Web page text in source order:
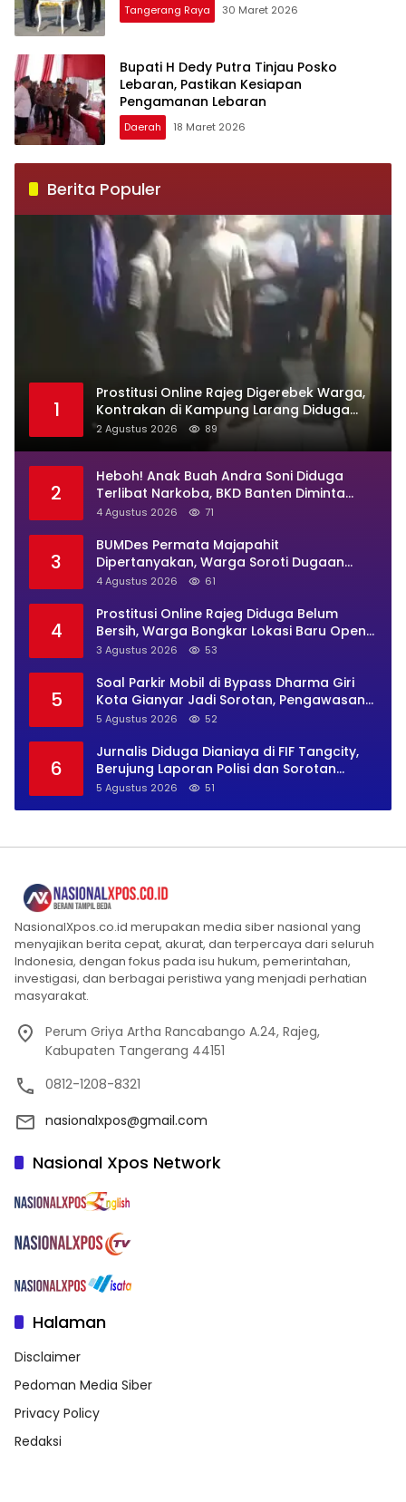
Tangerang Raya 30 Maret 2026
Bupati H Dedy Putra Tinjau Posko
Lebaran, Pastikan Kesiapan
Pengamanan Lebaran
Daerah 18 Maret 2026
Berita Populer
1
Prostitusi Online Rajeg Digerebek Warga,
Kontrakan di Kampung Larang Diduga
Jadi Sarang Maksiat
2 Agustus 2026 89
2
Heboh! Anak Buah Andra Soni Diduga
Terlibat Narkoba, BKD Banten Diminta
Buka Suara
4 Agustus 2026 71
3
BUMDes Permata Majapahit
Dipertanyakan, Warga Soroti Dugaan
Pengelolaan Tak Transparan
4 Agustus 2026 61
4
Prostitusi Online Rajeg Diduga Belum
Bersih, Warga Bongkar Lokasi Baru Open
BO Usai Penggerebekan
3 Agustus 2026 53
5
Soal Parkir Mobil di Bypass Dharma Giri
Kota Gianyar Jadi Sorotan, Pengawasan
Inkait Dipertanyakan
5 Agustus 2026 52
6
Jurnalis Diduga Dianiaya di FIF Tangcity,
Berujung Laporan Polisi dan Sorotan
Kebebasan Pers
5 Agustus 2026 51
NasionalXpos.co.id merupakan media siber nasional yang
menyajikan berita cepat, akurat, dan terpercaya dari seluruh
Indonesia, dengan fokus pada isu hukum, pemerintahan,
investigasi, dan berbagai peristiwa yang menjadi perhatian
masyarakat.
Perum Griya Artha Rancabango A.24, Rajeg,
Kabupaten Tangerang 44151
0812-1208-8321
nasionalxpos@gmail.com
Nasional Xpos Network
Halaman
Disclaimer
Pedoman Media Siber
Privacy Policy
Redaksi